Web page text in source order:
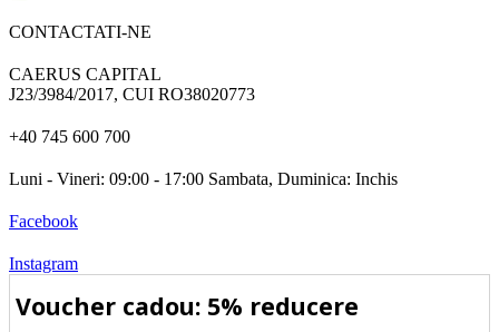
CONTACTATI-NE
CAERUS CAPITAL
J23/3984/2017, CUI RO38020773
+40 745 600 700
Luni - Vineri: 09:00 - 17:00 Sambata, Duminica: Inchis
Facebook
Instagram
Voucher cadou: 5% reducere